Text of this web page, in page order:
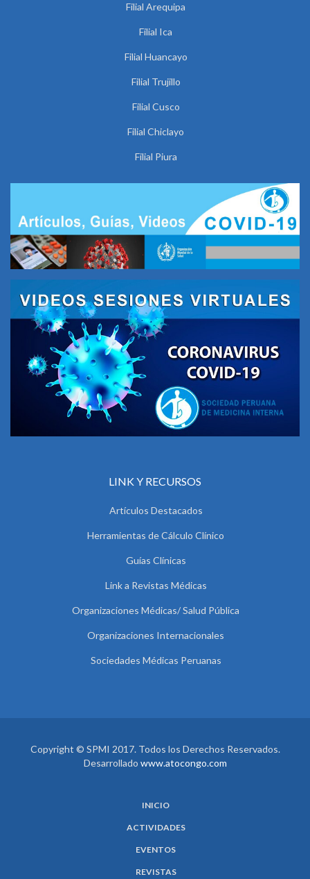
Filial Arequipa
Filial Ica
Filial Huancayo
Filial Trujillo
Filial Cusco
Filial Chiclayo
Filial Piura
LINK Y RECURSOS
Artículos Destacados
Herramientas de Cálculo Clínico
Guías Clínicas
Link a Revistas Médicas
Organizaciones Médicas/ Salud Pública
Organizaciones Internacionales
Sociedades Médicas Peruanas
Copyright © SPMI 2017. Todos los Derechos Reservados.
Desarrollado www.atocongo.com
INICIO
ACTIVIDADES
EVENTOS
REVISTAS